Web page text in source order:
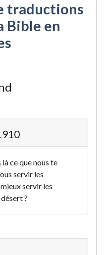
traductions
Bible en
là ce que nous te
servir les
servir les
?